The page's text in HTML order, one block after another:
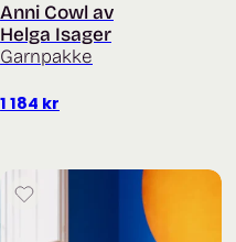
Anni Cowl av
Helga Isager
Garnpakke
1 184 kr